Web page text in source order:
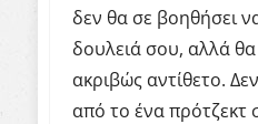
δεν θα σε βοηθήσει
δουλειά σου, αλλά θα
ακριβώς αντίθετο.
από το ένα πρότζεκτ